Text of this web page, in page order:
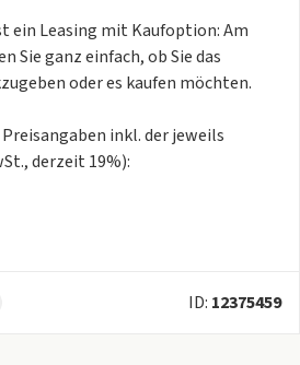
ein Leasing mit Kaufoption: Am
Sie ganz einfach, ob Sie das
oder es kaufen möchten.
derzeit 19%):
Jahr
169,00 €
1.261,40 €
ID: 12375459